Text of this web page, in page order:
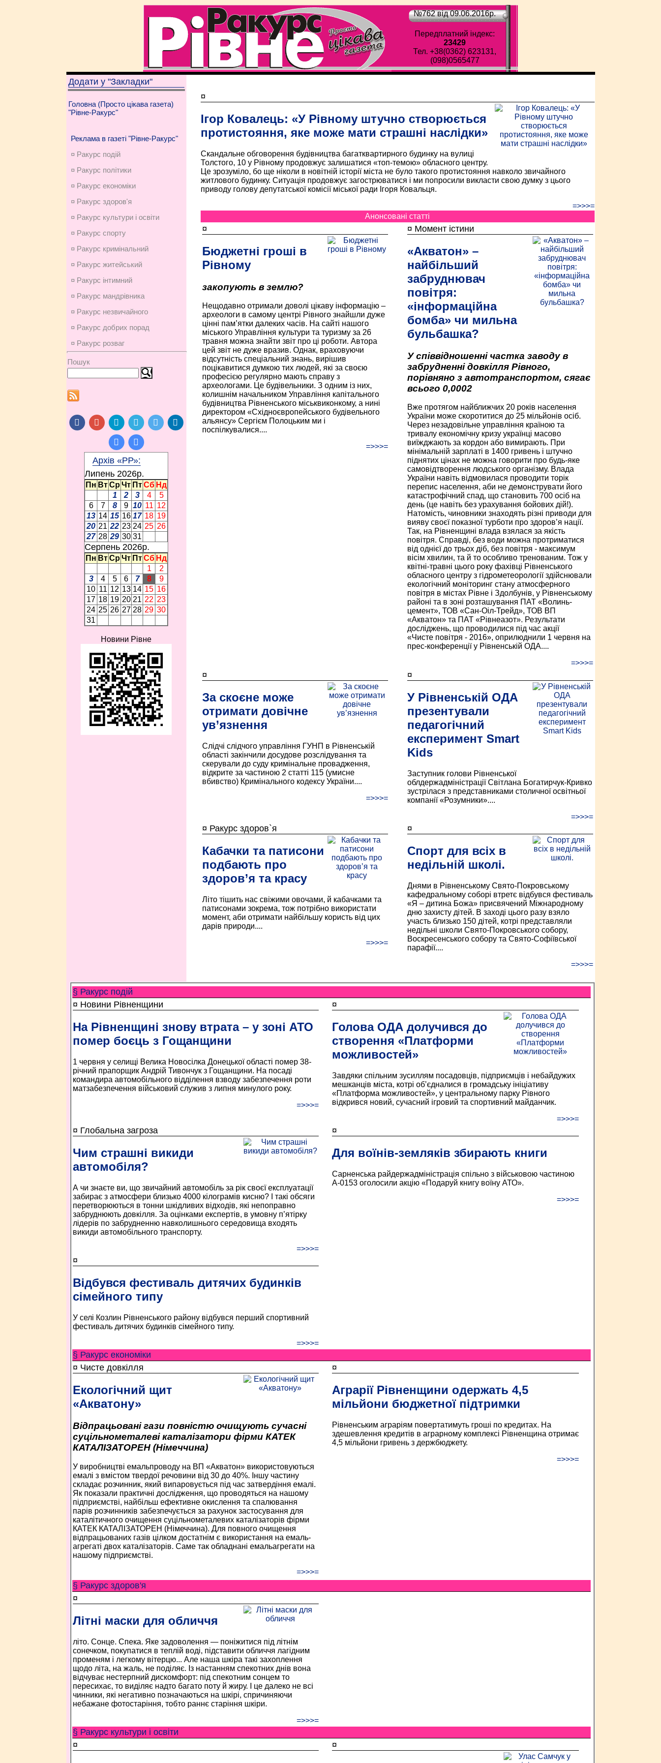
№762 від 09.06.2016p.
Передплатний індекс:
23429
Тел. +38(0362) 623131,
(098)0565477
Додати у "Закладки"
Головна (Просто цікава газета)
"Рівне-Ракурс"
Реклама в газеті "Рівне-Ракурс"
¤ Ракурс подій
¤ Ракурс політики
¤ Ракурс економiки
¤ Ракурс здоров'я
¤ Ракурс культури і освіти
¤ Ракурс спорту
¤ Ракурс кримінальний
¤ Ракурс житейський
¤ Ракурс інтимний
¤ Ракурс мандрівника
¤ Ракурс незвичайного
¤ Ракурс добрих порад
¤ Ракурс розваг
Пошук
Архів «РР»:
Липень 2026p.
Пн ВтСрЧт ПтСб Нд
1
2 3 4
5
6
7 8 9 10 11 12
13 14 15 16 17 18 19
20 21 22 23 24 25 26
27 28 29 30 31
Серпень 2026p.
Пн ВтСрЧт ПтСб Нд
1
2
3
4 5 6 7 8
9
10 11 12 13 14 15 16
17 18 19 20 21 22 23
24 25 26 27 28 29 30
31
Новини Рівне
¤
Ігор Ковалець: «У Рівному штучно створюється
протистояння, яке може мати страшні наслідки»
Скандальне обговорення будівництва багатквартирного будинку на вулиці
Толстого, 10 у Рівному продовжує залишатися «топ-темою» обласного центру.
Це зрозуміло, бо ще ніколи в новітній історії міста не було такого протистояння навколо звичайного
житлового будинку. Ситуація продовжує загострюватися і ми попросили викласти свою думку з цього
приводу голову депутатської комісії міської ради Ігоря Ковальця.
=>>>=
Анонсовані статті
¤
Бюджетні гроші в
Рівному
закопують в землю?
Нещодавно отримали доволі цікаву інформацію –
археологи в самому центрі Рівного знайшли дуже
цінні пам’ятки далеких часів. На сайті нашого
міського Управління культури та туризму за 26
травня можна знайти звіт про ці роботи. Автора
цей звіт не дуже вразив. Однак, враховуючи
відсутність спеціальний знань, вирішив
поцікавитися думкою тих людей, які за своєю
професією регулярно мають справу з
археологами. Це будівельники. З одним із них,
колишнім начальником Управління капітального
будівництва Рівненського міськвиконкому, а нині
директором «Східноєвропейського будівельного
альянсу» Сергієм Полоцьким ми і
поспілкувалися....
=>>>=
¤ Момент істини
«Акватон» –
найбільший
забруднювач
повітря:
«інформаційна
бомба» чи мильна
бульбашка?
У співвідношенні частка заводу в
забрудненні довкілля Рівного,
порівняно з автотранспортом, сягає
всього 0,0002
Вже протягом найближчих 20 років населення
України може скоротитися до 25 мільйонів осіб.
Через незадовільне управління країною та
тривалу економічну кризу українці масово
виїжджають за кордон або вимирають. При
мінімальній зарплаті в 1400 гривень і штучно
піднятих цінах не можна говорити про будь-яке
самовідтворення людського організму. Влада
України навіть відмовилася проводити торік
перепис населення, аби не демонструвати його
катастрофічний спад, що становить 700 осіб на
день (це навіть без урахування бойових дій!).
Натомість, чиновники знаходять різні приводи для
вияву своєї показної турботи про здоров’я нації.
Так, на Рівненщині влада взялася за якість
повітря. Справді, без води можна протриматися
від однієї до трьох діб, без повітря - максимум
вісім хвилин, та й то особливо тренованим. Тож у
квітні-травні цього року фахівці Рівненського
обласного центру з гідрометеорології здійснювали
екологічний моніторинг стану атмосферного
повітря в містах Рівне і Здолбунів, у Рівненському
районі та в зоні розташування ПАТ «Волинь-
цемент», ТОВ «Сан-Оіл-Трейд», ТОВ ВП
«Акватон» та ПАТ «Рівнеазот». Результати
досліджень, що проводилися під час акції
«Чисте повітря - 2016», оприлюднили 1 червня на
прес-конференції у Рівненській ОДА....
=>>>=
¤
За скоєне може
отримати довічне
ув’язнення
Слідчі слідчого управління ГУНП в Рівненській
області закінчили досудове розслідування та
скерували до суду кримінальне провадження,
відкрите за частиною 2 статті 115 (умисне
вбивство) Кримінального кодексу України....
=>>>=
¤
У Рівненській ОДА
презентували
педагогічний
експеримент Smart
Kids
Заступник голови Рівненської
облдержадміністрації Світлана Богатирчук-Кривко
зустрілася з представниками столичної освітньої
компанії «Розумники»....
=>>>=
¤ Ракурс здоров`я
Кабачки та патисони
подбають про
здоров’я та красу
Літо тішить нас свіжими овочами, й кабачками та
патисонами зокрема, тож потрібно використати
момент, аби отримати найбільшу користь від цих
дарів природи....
=>>>=
¤
Спорт для всіх в
недільній школі.
Днями в Рівненському Свято-Покровському
кафедральному соборі втретє відбувся фестиваль
«Я – дитина Божа» присвячений Міжнародному
дню захисту дітей. В заході цього разу взяло
участь близько 150 дітей, котрі представляли
недільні школи Свято-Покровського собору,
Воскресенського собору та Свято-Софіївської
парафії....
=>>>=
§ Ракурс подій
¤ Новини Рівненщини
На Рівненщині знову втрата – у зоні АТО
помер боєць з Гощанщини
1 червня у селищі Велика Новосілка Донецької області помер 38-
річний прапорщик Андрій Тивончук з Гощанщини. На посаді
командира автомобільного відділення взводу забезпечення роти
матзабезпечення військовий служив з липня минулого року.
=>>>=
¤
Голова ОДА долучився до
створення «Платформи
можливостей»
Завдяки спільним зусиллям посадовців, підприємців і небайдужих
мешканців міста, котрі об’єдналися в громадську ініціативу
«Платформа можливостей», у центральному парку Рівного
відкрився новий, сучасний ігровий та спортивний майданчик.
=>>>=
¤ Глобальна загроза
Чим страшні викиди
автомобіля?
А чи знаєте ви, що звичайний автомобіль за рік своєї експлуатації
забирає з атмосфери близько 4000 кілограмів кисню? І такі обсяги
перетворюються в тонни шкідливих відходів, які непоправно
забруднюють довкілля. За оцінками експертів, в умовну п’ятірку
лідерів по забрудненню навколишнього середовища входять
викиди автомобільного транспорту.
=>>>=
¤
Для воїнів-земляків збирають книги
Сарненська райдержадміністрація спільно з військовою частиною
А-0153 оголосили акцію «Подаруй книгу воїну АТО».
=>>>=
¤
Відбувся фестиваль дитячих будинків
сімейного типу
У селі Козлин Рівненського району відбувся перший спортивний
фестиваль дитячих будинків сімейного типу.
=>>>=
§ Ракурс економiки
¤ Чисте довкілля
Екологічний щит
«Акватону»
Відпрацьовані гази повністю очищують сучасні
суцільнометалеві каталізатори фірми КАТЕК
КАТАЛІЗАТОРЕН (Німеччина)
У виробництві емальпроводу на ВП «­Акватон» використовуються
емалі з вмістом твердої речовини від 30 до 40%. Іншу частину
складає розчинник, який випаровується під час затвердіння емалі.
Як показали практичні дослідження, що проводяться на нашому
підприємстві, найбільш ефективне окислення та спалювання
парів розчинників забезпечується за рахунок застосування для
каталітичного очищення суцільнометалевих каталізаторів фірми
КАТЕК КАТАЛІЗАТОРЕН (Німеччина). Для повного очищення
відпрацьованих газів цілком достатнім є використання на емаль­
агрегаті двох каталізаторів. Саме так обладнані емаль­агрегати на
нашому підприємстві.
=>>>=
¤
Аграрії Рівненщини одержать 4,5
мільйони бюджетної підтримки
Рівненським аграріям повертатимуть гроші по кредитах. На
здешевлення кредитів в аграрному комплексі Рівненщина отримає
4,5 мільйони гривень з держбюджету.
=>>>=
§ Ракурс здоров'я
¤
Літні маски для обличчя
літо. Сонце. Спека. Яке задоволення — поніжитися під літнім
сонечком, покупатися в теплій воді, підставити обличчя лагідним
променям і легкому вітерцю... Але наша шкіра такі захоплення
щодо літа, на жаль, не поділяє. Із настанням спекотних днів вона
відчуває нестерпний дискомфорт: під спекотним сонцем то
пересихає, то виділяє надто багато поту й жиру. І це далеко не всі
чинники, які негативно позначаються на шкірі, спричиняючи
небажане фотостаріння, тобто раннє старіння шкіри.
=>>>=
§ Ракурс культури і освіти
¤
¤